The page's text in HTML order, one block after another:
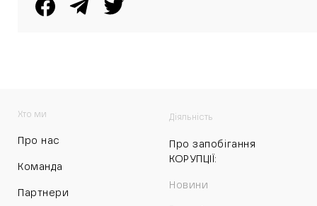
Хто ми
Про нас
Команда
Партнери
Діяльність
Про запобігання
КОРУПЦІЇ:
Новини